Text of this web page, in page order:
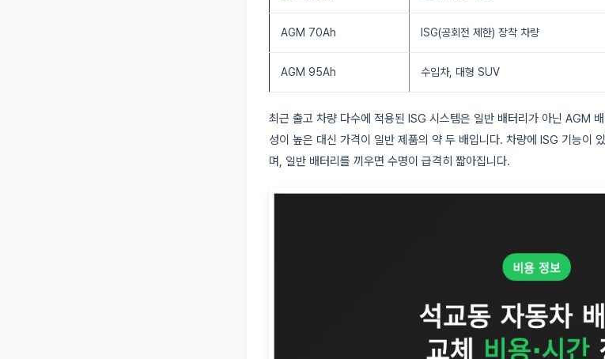
AGM 70Ah ISG(공회전 제한) 장착 차량
AGM 95Ah 수입차, 대형 SUV
최근 출고 차량 다수에 적용된 ISG 시스템은 일반 배터리가 아닌 AGM
성이 높은 대신 가격이 일반 제품의 약 두 배입니다. 차량에 ISG 기능이
며, 일반 배터리를 끼우면 수명이 급격히 짧아집니다.